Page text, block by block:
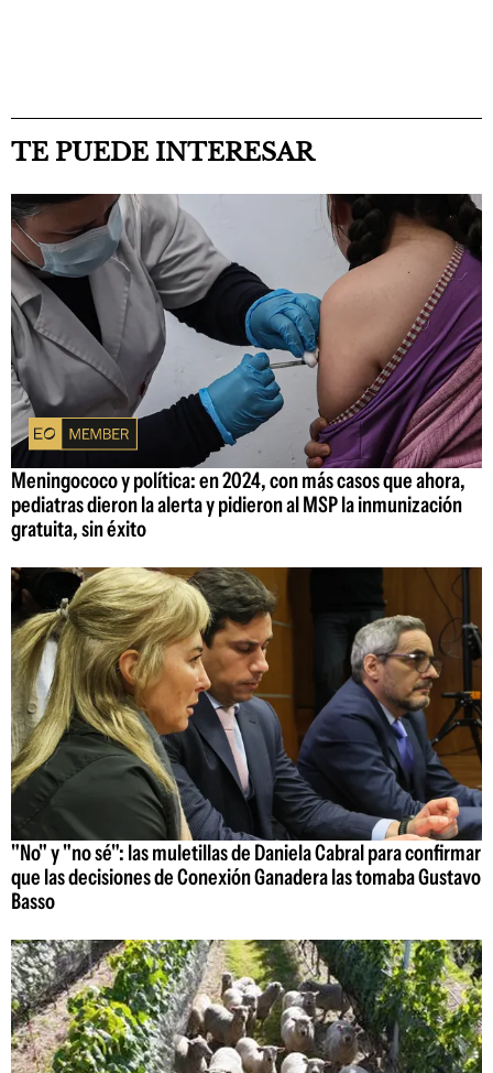
TE PUEDE INTERESAR
Meningococo y política: en 2024, con más casos que ahora,
pediatras dieron la alerta y pidieron al MSP la inmunización
gratuita, sin éxito
"No" y "no sé": las muletillas de Daniela Cabral para confirmar
que las decisiones de Conexión Ganadera las tomaba Gustavo
Basso